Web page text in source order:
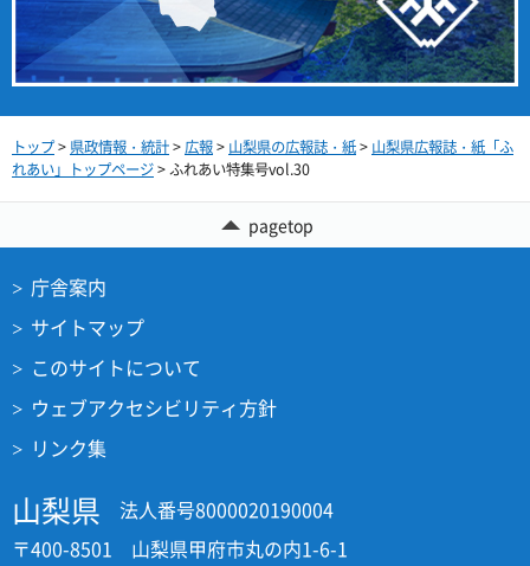
トップ> 県政情報・統計> 広報> 山梨県の広報誌・紙> 山梨県広報誌・紙「ふ
れあい」トップページ> ふれあい特集号vol.30
pagetop
庁舎案内
サイトマップ
このサイトについて
ウェブアクセシビリティ方針
リンク集
山梨県
法人番号8000020190004
〒400-8501 山梨県甲府市丸の内1-6-1